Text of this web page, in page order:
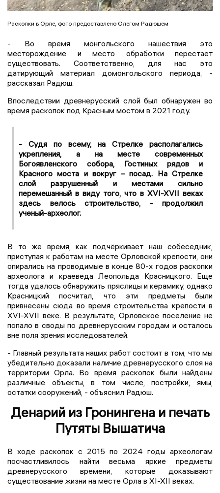
Раскопки в Орле, фото предоставлено Олегом Радюшем
- Во время монгольского нашествия это
месторождение и место обработки перестает
существовать. Соответственно, для нас это
датирующий материал домонгольского периода, -
рассказал Радюш.
Впоследствии древнерусский слой был обнаружен во
время раскопок под Красным мостом в 2021 году.
- Судя по всему, на Стрелке располагались
укрепления, а на месте современных
Богоявленского собора, Гостиных рядов и
Красного моста и вокруг – посад. На Стрелке
слой разрушенный и местами сильно
перемешанный в виду того, что в XVI-XVII веках
здесь велось строительство, - продолжил
ученый-археолог.
В то же время, как подчёркивает наш собеседник,
приступая к работам на месте Орловской крепости, они
опирались на проводимые в конце 80-х годов раскопки
археолога и краеведа Леопольда Красницкого. Еще
тогда удалось обнаружить пряслицы и керамику, однако
Красницкий посчитал, что эти предметы были
привнесены сюда во время строительства крепости в
XVI-XVII веке. В результате, Орловское поселение не
попало в своды по древнерусским городам и осталось
вне поля зрения исследователей.
- Главный результата наших работ состоит в том, что мы
убедительно доказали наличие древнерусского слоя на
территории Орла. Во время раскопок были найдены
различные объекты, в том числе, постройки, ямы,
остатки сооружений, - объяснил Радюш.
Денарий из Гронингена и печать
Путяты Вышатича
В ходе раскопок с 2015 по 2024 годы археологам
посчастливилось найти весьма яркие предметы
древнерусского времени, которые доказывают
существование жизни на месте Орла в XI-XII веках.